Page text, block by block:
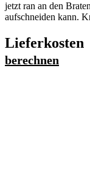
jetzt ran an den
aufschneiden kann.
Lieferkosten
berechnen